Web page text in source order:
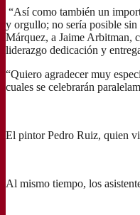
“Así como también un
y orgullo; no sería posible sin
Márquez, a Jaime Arbitman,
liderazgo dedicación y
“Quiero agradecer muy
cuales se celebrarán
El pintor Pedro Ruiz, quien
Al mismo tiempo, los